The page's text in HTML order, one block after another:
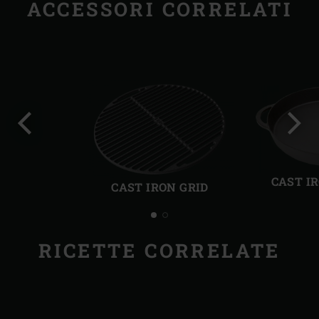
ACCESSORI CORRELATI
CAST IRON GRID CAST
RICETTE CORRELATE